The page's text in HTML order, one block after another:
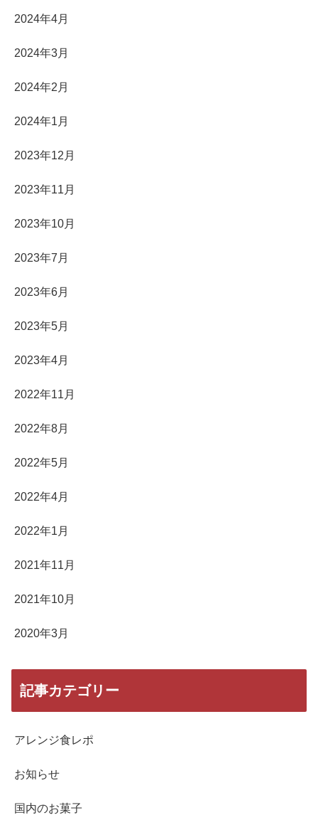
2024年4月
2024年3月
2024年2月
2024年1月
2023年12月
2023年11月
2023年10月
2023年7月
2023年6月
2023年5月
2023年4月
2022年11月
2022年8月
2022年5月
2022年4月
2022年1月
2021年11月
2021年10月
2020年3月
記事カテゴリー
アレンジ食レポ
お知らせ
国内のお菓子